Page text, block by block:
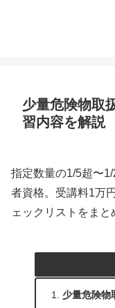
少量危険物取
習内容を解説
指定数量の1/5超〜
者資格。受講料1万
ェックリストをまと
少量危険物